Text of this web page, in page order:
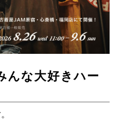
んな大好きハー